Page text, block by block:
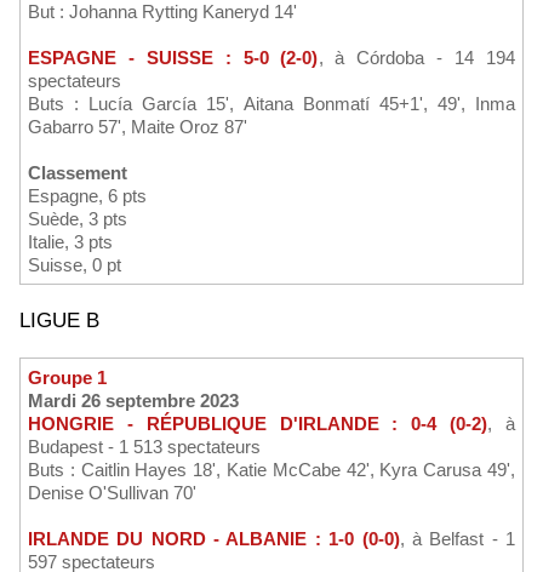
But : Johanna Rytting Kaneryd 14'
ESPAGNE - SUISSE : 5-0 (2-0), à Córdoba - 14 194
spectateurs
Buts : Lucía García 15', Aitana Bonmatí 45+1', 49', Inma
Gabarro 57', Maite Oroz 87'
Classement
Espagne, 6 pts
Suède, 3 pts
Italie, 3 pts
Suisse, 0 pt
LIGUE B
Groupe 1
Mardi 26 septembre 2023
HONGRIE - RÉPUBLIQUE D'IRLANDE : 0-4 (0-2), à
Budapest - 1 513 spectateurs
Buts : Caitlin Hayes 18', Katie McCabe 42', Kyra Carusa 49',
Denise O'Sullivan 70'
IRLANDE DU NORD - ALBANIE : 1-0 (0-0), à Belfast - 1
597 spectateurs